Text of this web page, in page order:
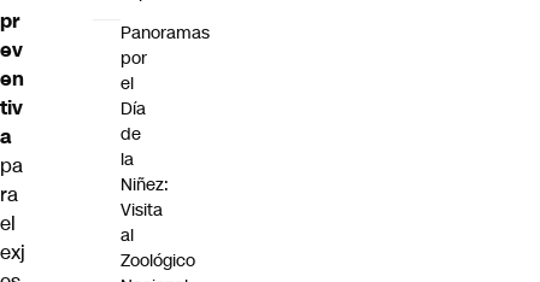
pr
ev
en
tiv
a
pa
ra
el
exj
Panoramas
por
el
Día
de
la
Niñez:
Visita
al
Zoológico